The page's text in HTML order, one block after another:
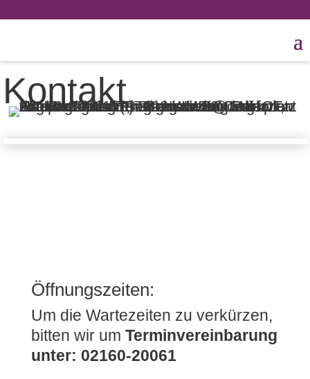
Kontakt
Öffnungszeiten:
Um die Wartezeiten zu verkürzen,
bitten wir um Terminvereinbarung
unter: 02160-20061